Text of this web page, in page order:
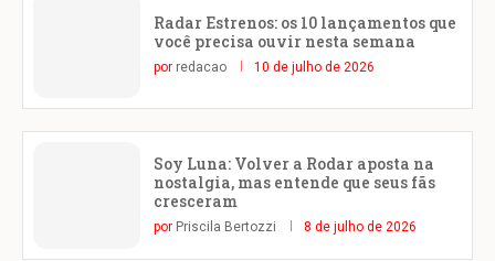
Radar Estrenos: os 10 lançamentos que
você precisa ouvir nesta semana
por redacao 10 de julho de 2026
Soy Luna: Volver a Rodar aposta na
nostalgia, mas entende que seus fãs
cresceram
por Priscila Bertozzi 8 de julho de 2026